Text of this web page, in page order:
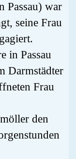
Passau) war
seine Frau
in Passau
Darmstädter
Frau
den